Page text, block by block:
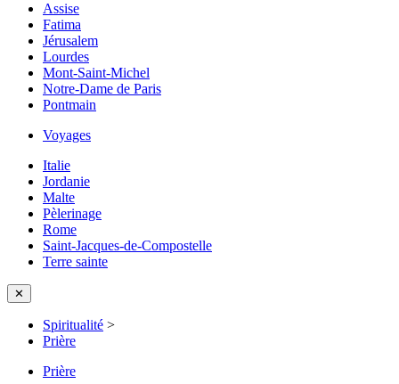
Assise
Fatima
Jérusalem
Lourdes
Mont-Saint-Michel
Notre-Dame de Paris
Pontmain
Voyages
Italie
Jordanie
Malte
Pèlerinage
Rome
Saint-Jacques-de-Compostelle
Terre sainte
✕
Spiritualité >
Prière
Prière